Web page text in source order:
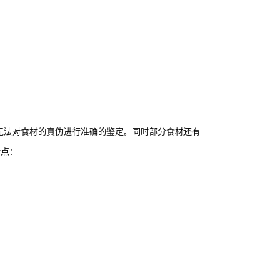
对食材的真伪进行准确的鉴定。同时部分食材还有
：